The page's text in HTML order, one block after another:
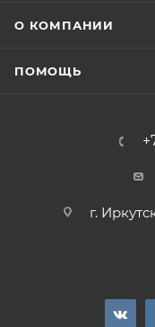
О КОМПАНИИ
ПОМОЩЬ
г.